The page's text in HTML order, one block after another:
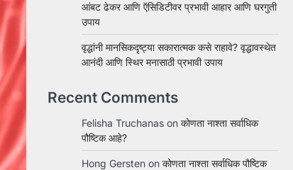
आंबट ढेकर आणि ऍसिडिटीवर प्रभावी आहार आणि घरगुती
उपाय
वृद्धांनी मानसिकदृष्ट्या सकारात्मक कसे राहावे? वृद्धावस्थेत
आनंदी आणि स्थिर मनासाठी प्रभावी उपाय
Recent Comments
Felisha Truchanas on कोणता नाश्ता सर्वाधिक
पौष्टिक आहे?
Hong Gersten on कोणता नाश्ता सर्वाधिक पौष्टिक